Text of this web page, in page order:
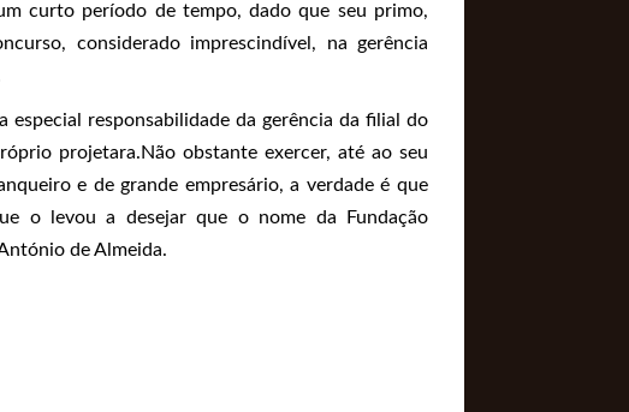
curto período de tempo, dado que seu primo,
considerado imprescindível, na gerência
responsabilidade da gerência da filial do
projetara.Não obstante exercer, até ao seu
e de grande empresário, a verdade é que
o levou a desejar que o nome da Fundação
de Almeida.